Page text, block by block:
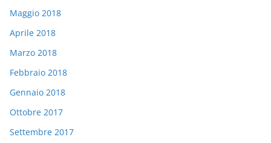
Maggio 2018
Aprile 2018
Marzo 2018
Febbraio 2018
Gennaio 2018
Ottobre 2017
Settembre 2017